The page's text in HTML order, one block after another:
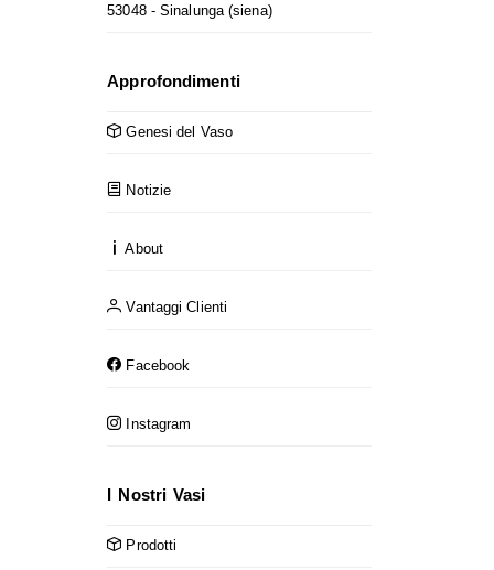
53048 - Sinalunga (siena)
Approfondimenti
Genesi del Vaso
Notizie
About
Vantaggi Clienti
Facebook
Instagram
I Nostri Vasi
Prodotti